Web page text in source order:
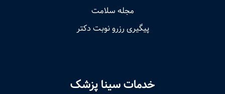
مجله سلامت
پیگیری رزرو نوبت دکتر
خدمات سینا پزشک